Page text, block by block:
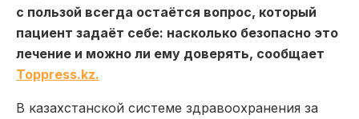
с пользой всегда остаётся вопрос, который
пациент задаёт себе: насколько безопасно это
лечение и можно ли ему доверять, сообщает
Toppress.kz.
В казахстанской системе здравоохранения за